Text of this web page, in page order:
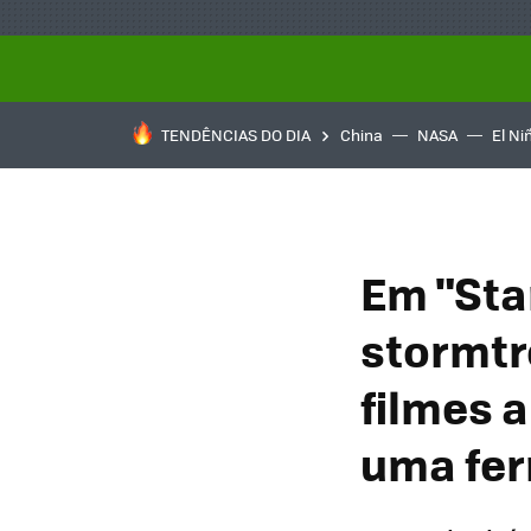
TENDÊNCIAS DO DIA China NASA El
Em
filmes
uma